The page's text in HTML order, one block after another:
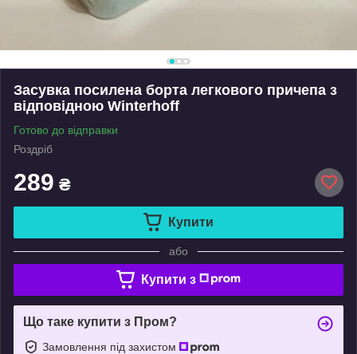
Засувка посилена борта легкового причепа з
відповідною Winterhoff
Готово до відправки
Роздріб
289 ₴
Купити
або
Купити з
Що таке купити з Пром?
Замовлення під захистом